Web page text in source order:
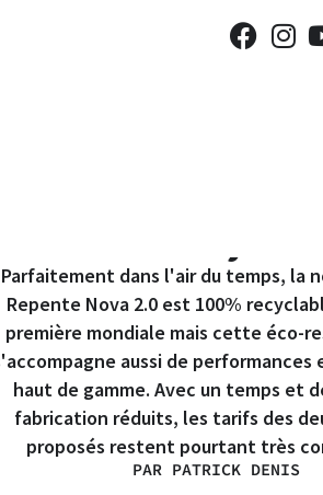
Parfaitement dans l'air du temps, la
Repente Nova 2.0 est 100%
première mondiale mais cette éco-
aussi de performances
haut de gamme. Avec un temps et
fabrication réduits, les tarifs des
proposés restent pourtant très
PAR PATRICK DENIS